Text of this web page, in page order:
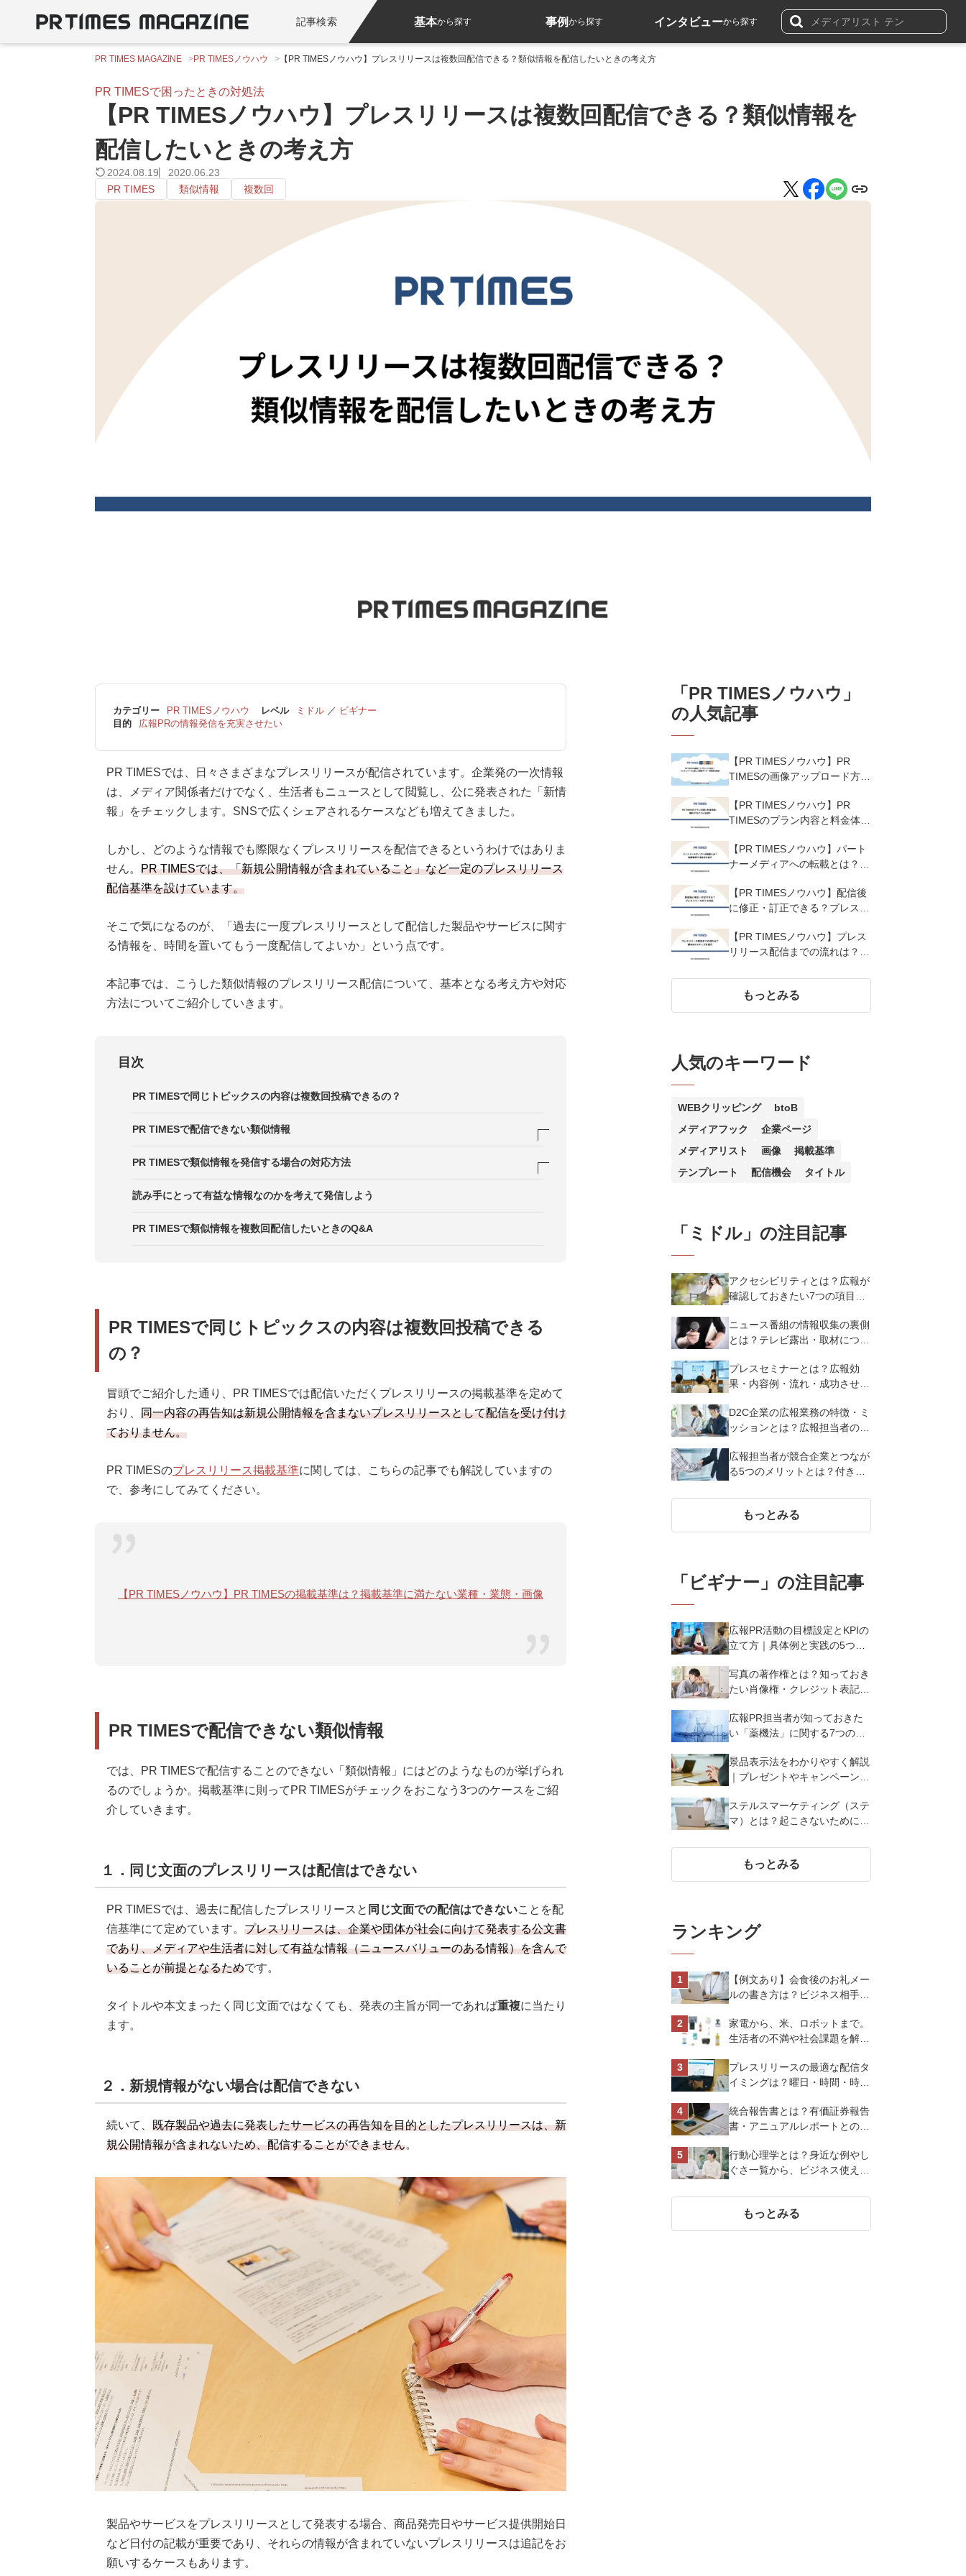
記事検索 基本から探す 事例から探す インタビューから探す
PR TIMES MAGAZINE PR TIMESノウハウ 【PR TIMESノウハウ】プレスリリースは複数回配信できる？類似情報を配信したいときの考え方
PR TIMESで困ったときの対処法
【PR TIMESノウハウ】プレスリリースは複数回配信できる？類似情報を
配信したいときの考え方
2024.08.19
2020.06.23
PR TIMES
類似情報 複数回
カテゴリー PR TIMESノウハウ レベル ミドル ／ ビギナー
目的
広報PRの情報発信を充実させたい
PR TIMESでは、日々さまざまなプレスリリースが配信されています。企業発の一次情報
は、メディア関係者だけでなく、生活者もニュースとして閲覧し、公に発表された「新情
報」をチェックします。SNSで広くシェアされるケースなども増えてきました。
しかし、どのような情報でも際限なくプレスリリースを配信できるというわけではありま
せん。 PR TIMESでは、「新規公開情報が含まれていること」など一定のプレスリリース
配信基準を設けています。
そこで気になるのが、「過去に一度プレスリリースとして配信した製品やサービスに関す
る情報を、時間を置いてもう一度配信してよいか」という点です。
本記事では、こうした類似情報のプレスリリース配信について、基本となる考え方や対応
方法についてご紹介していきます。
目次
PR TIMESで同じトピックスの内容は複数回投稿できるの？
PR TIMESで配信できない類似情報
１．同じ文面のプレスリリースは配信はできない
２．新規情報がない場合は配信できない
３．「あと〇日！」など集客目的の再告知は配信できない
PR TIMESで類似情報を発信する場合の対応方法
１．新規キャンペーン情報を切り口にする
２．リニューアルや新機能のお知らせをメインにする
読み手にとって有益な情報なのかを考えて発信しよう
PR TIMESで類似情報を複数回配信したいときのQ&A
PR TIMESで同じトピックスの内容は複数回投稿できる
の？
冒頭でご紹介した通り、PR TIMESでは配信いただくプレスリリースの掲載基準を定めて
おり、 同一内容の再告知は新規公開情報を含まないプレスリリースとして配信を受け付け
ておりません。
PR TIMESのプレスリリース掲載基準に関しては、こちらの記事でも解説していますの
で、参考にしてみてください。
【PR TIMESノウハウ】PR TIMESの掲載基準は？掲載基準に満たない業種・業態・画像
PR TIMESで配信できない類似情報
では、PR TIMESで配信することのできない「類似情報」にはどのようなものが挙げられ
るのでしょうか。掲載基準に則ってPR TIMESがチェックをおこなう3つのケースをご紹
介していきます。
１．同じ文面のプレスリリースは配信はできない
PR TIMESでは、過去に配信したプレスリリースと 同じ文面での配信はできないことを配
信基準にて定めています。 プレスリリースは、企業や団体が社会に向けて発表する公文書
であり、メディアや生活者に対して有益な情報（ニュースバリューのある情報）を含んで
いることが前提となるためです。
タイトルや本文まったく同じ文面ではなくても、発表の主旨が同一であれば重複に当たり
ます。
２．新規情報がない場合は配信できない
続いて、 既存製品や過去に発表したサービスの再告知を目的としたプレスリリースは、新
規公開情報が含まれないため、配信することができません。
製品やサービスをプレスリリースとして発表する場合、商品発売日やサービス提供開始日
など日付の記載が重要であり、それらの情報が含まれていないプレスリリースは追記をお
願いするケースもあります。
「PR TIMESノウハウ 」
の人気記事
【PR TIMESノウハウ】PR
TIMESの画像アップロード方法
像サイズ・解像度も解説
【PR TIMESノウハウ】PR
TIMESのプラン内容と料金体
【PR TIMESノウハウ】パート
ナーメディアへの転載とは？転
【PR TIMESノウハウ】配信後
に修正・訂正できる？プレスリ
【PR TIMESノウハウ】プレス
リリース配信までの流れは？基
もっとみる
人気のキーワード
WEBクリッピング
btoB
メディアフック
企業ページ
メディアリスト
画像
掲載基準
テンプレート
配信機会 タイトル
「 ミドル 」の注目記事
アクセシビリティとは？広報が
確認しておきたい7つの項目・
ニュース番組の情報収集の裏側
とは？テレビ露出・取材につな
クを解説
プレスセミナーとは？広報効
果・内容例・流れ・成功させる
D2C企業の広報業務の特徴・ミ
ッションとは？広報担当者の役
広報担当者が競合企業とつなが
る5つのメリットとは？付き合
策例を紹介
もっとみる
「ビギナー 」の注目記事
広報PR活動の目標設定とKPIの
立て方｜具体例と実践の5つの
写真の著作権とは？知っておき
たい肖像権・クレジット表記
利を解説
広報PR担当者が知っておきた
い「薬機法」に関する7つのこ
景品表示法をわかりやすく解説
｜プレゼントやキャンペーン実
おくべき7つのポイント【事例
あり】
ステルスマーケティング（ステ
マ）とは？起こさないために広
知識
もっとみる
ランキング
【例文あり】会食後のお礼メー
ルの書き方は？ビジネス相手に
トを解説
家電から、米、ロボットまで。
生活者の不満や社会課題を解決
スオーヤマ株式会社
プレスリリースの最適な配信タ
イミングは？曜日・時間・時期
化させよう
統合報告書とは？有価証券報告
書・アニュアルレポートとの違
行動心理学とは？身近な例やし
ぐさ一覧から、ビジネス使える
もっとみる